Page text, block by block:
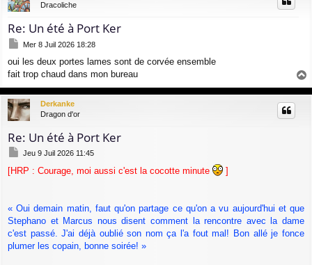
Dracoliche
Re: Un été à Port Ker
M
s
s
g
e
Mer 8 Juil 2026 18:28
oui les deux portes lames sont de corvée ensemble
fait trop chaud dans mon bureau
u
Derkanke
Dragon d'or
Re: Un été à Port Ker
M
s
g
e
Jeu 9 Juil 2026 11:45
[HRP : Courage, moi aussi c'est la cocotte minute ]
« Oui demain matin, faut qu'on partage ce qu'on a vu aujourd'hui et que
Stephano et Marcus nous disent comment la rencontre avec la dame
c'est passé. J'ai déjà oublié son nom ça l'a fout mal! Bon allé je fonce
plumer les copain, bonne soirée! »